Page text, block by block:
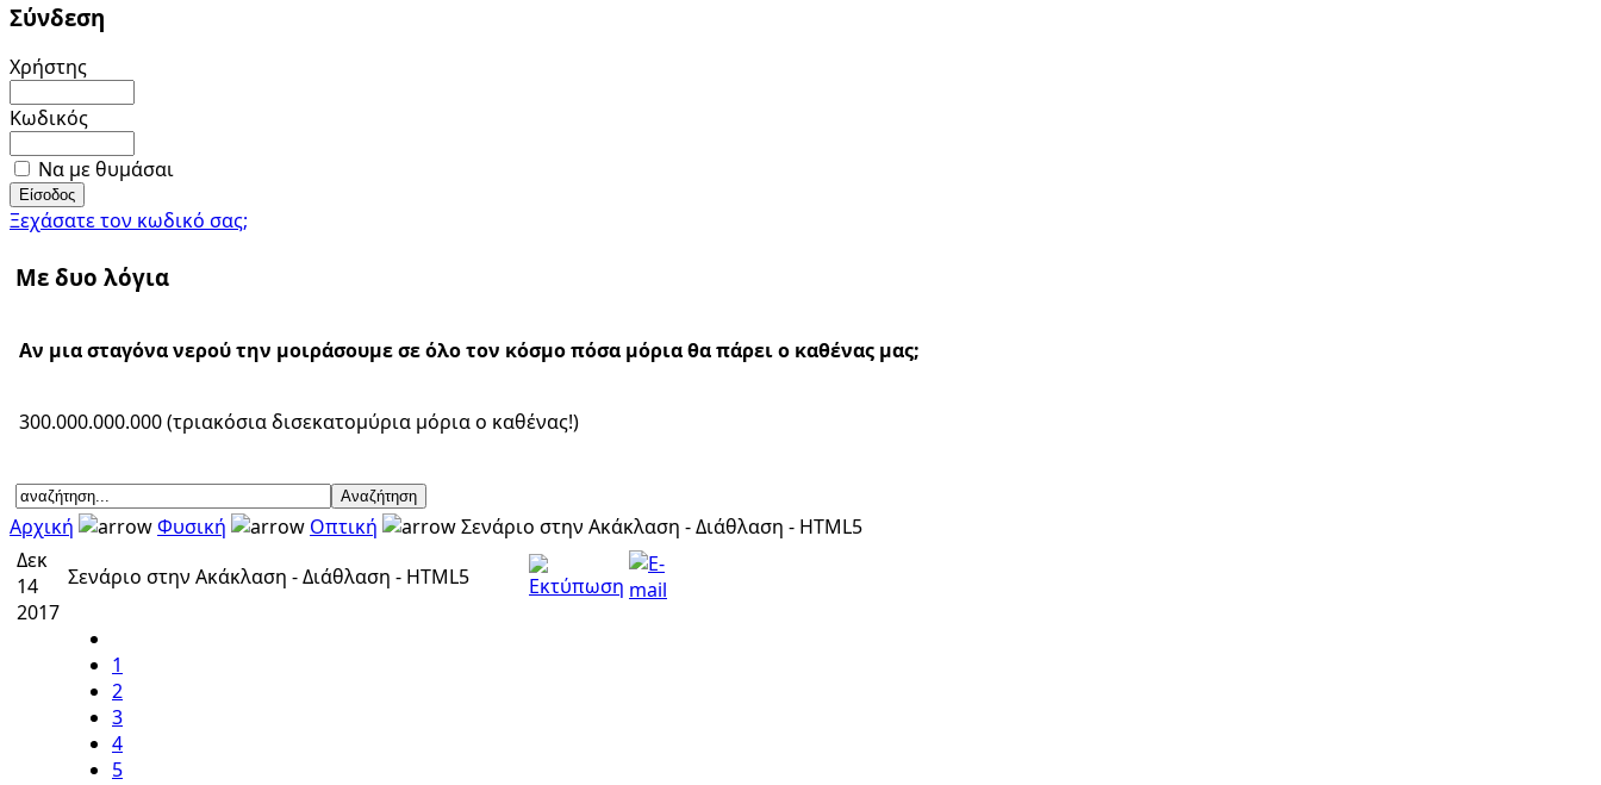
Σύνδεση
Χρήστης
Κωδικός
Να με θυμάσαι
Ξεχάσατε τον κωδικό σας;
Με δυο λόγια
Αν μια σταγόνα νερού την μοιράσουμε σε όλο τον κόσμο πόσα μόρια θα πάρει ο καθένας μας;
300.000.000.000 (τριακόσια δισεκατομύρια μόρια ο καθένας!)
Αρχική Φυσική Οπτική
Σενάριο στην Ακάκλαση - Διάθλαση - HTML5
Δεκ
14
2017
Σενάριο στην Ακάκλαση - Διάθλαση - HTML5
1
2
3
4
5